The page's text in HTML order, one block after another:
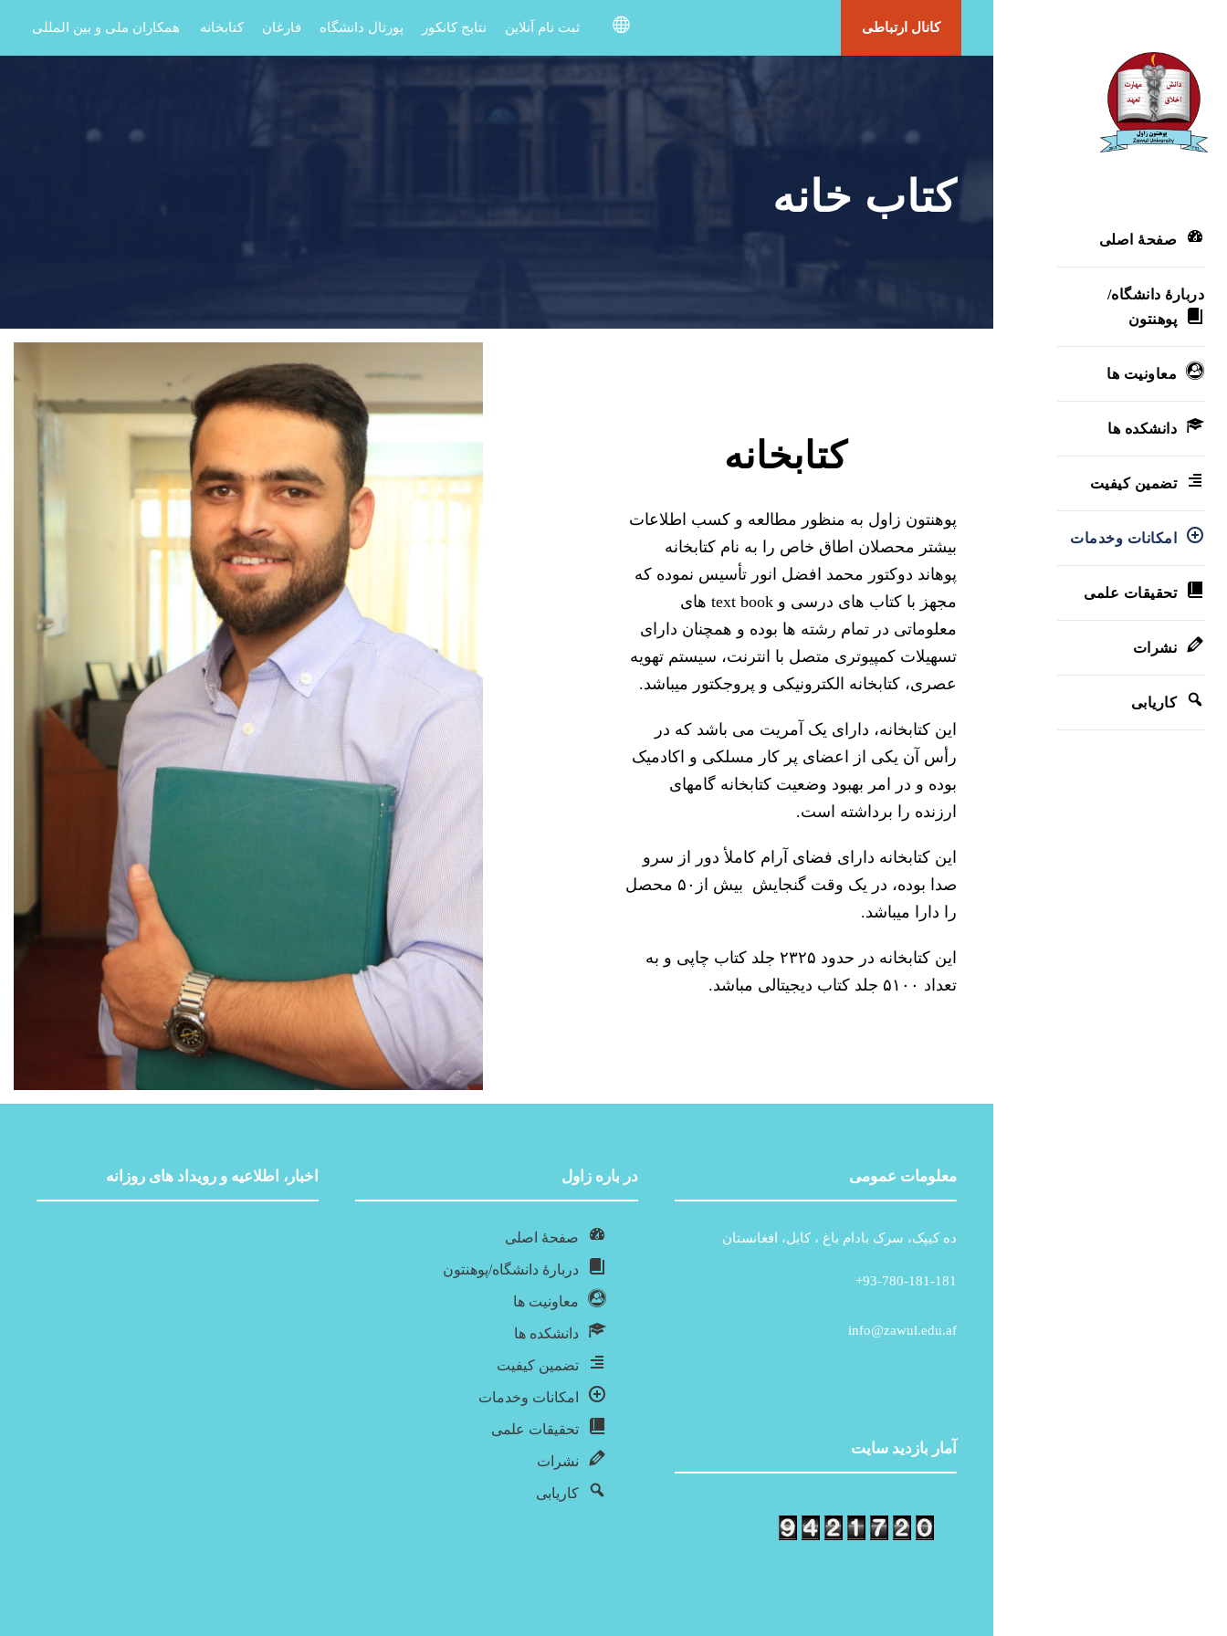
صفحۀ اصلی
دربارۀ‌ دانشگاه/
پوهنتون
معاونیت ها
دانشکده ها
تضمین کیفیت
امکانات وخدمات
تحقیقات علمی
نشرات
کاریابی
ثبت نام آنلاین نتایج کانکور پورتال دانشگاه فارغان کتابخانه همکاران ملی و بین المللی کانال ارتباطی
کتاب خانه
کتابخانه
پوهنتون زاول به منظور مطالعه و کسب اطلاعات
بیشتر محصلان اطاق خاص را به نام کتابخانه
پوهاند دوکتور محمد افضل انور تأسیس نموده که
مجهز با کتاب های درسی و text book های
معلوماتی در تمام رشته ها بوده و همچنان دارای
تسهیلات کمپیوتری متصل با انترنت، سیستم تهویه
عصری، کتابخانه الکترونیکی و پروجکتور میباشد.
این کتابخانه، دارای یک آمریت می باشد که در
رأس آن یکی از اعضای پر کار مسلکی و اکادمیک
بوده و در امر بهبود وضعیت کتابخانه گامهای
ارزنده را برداشته است.
این کتابخانه دارای فضای آرام کاملأ دور از سرو
صدا بوده، در یک وقت گنجایش بیش از۵۰ محصل
را دارا میباشد.
این کتابخانه در حدود ۲۳۲۵ جلد کتاب چاپی و به
تعداد ۵۱۰۰ جلد کتاب دیجیتالی مباشد.
معلومات عمومی
ده کیپک، سرک بادام باغ ، کابل، افغانستان
93-780-181-181+
info@zawul.edu.af
آمار بازدید سایت
در باره‌ زاول
صفحۀ اصلی
دربارۀ‌ دانشگاه/پوهنتون
معاونیت ها
دانشکده ها
تضمین کیفیت
امکانات وخدمات
تحقیقات علمی
نشرات
کاریابی
اخبار، اطلاعیه و رویداد های روزانه